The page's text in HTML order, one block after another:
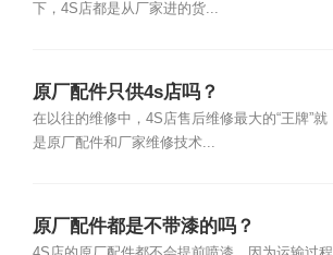
下，4S店都是从厂家进的货...
原厂配件只供4s店吗？
在以往的维修中，4S店售后维修最大的“王牌”就
是原厂配件和厂家维修技术...
原厂配件都是不带漆的吗？